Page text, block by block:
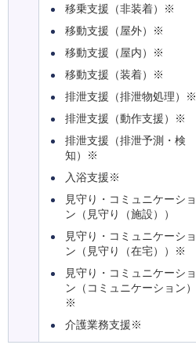
移乗支援（非装着）※
移動支援（屋外）※
移動支援（屋内）※
移動支援（装着）※
排泄支援（排泄物処理）※
排泄支援（動作支援）※
排泄支援（排泄予測・検
知）※
入浴支援※
見守り・コミュニケーショ
ン（見守り（施設））
見守り・コミュニケーショ
ン（見守り（在宅））※
見守り・コミュニケーショ
ン（コミュニケーション）
※
介護業務支援※